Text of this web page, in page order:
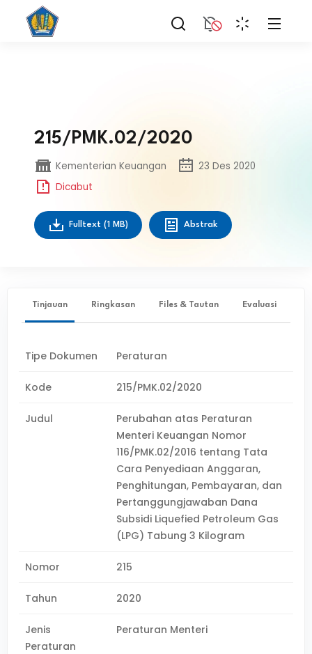
215/PMK.02/2020
Kementerian Keuangan
23 Des 2020
Dicabut
Fulltext (1 MB) Abstrak
Tinjauan Ringkasan Files & Tautan Evaluasi
Tipe Dokumen Peraturan
Kode 215/PMK.02/2020
Judul
Perubahan atas Peraturan
Menteri Keuangan Nomor
116/PMK.02/2016 tentang Tata
Cara Penyediaan Anggaran,
Penghitungan, Pembayaran, dan
Pertanggungjawaban Dana
Subsidi Liquefied Petroleum Gas
(LPG) Tabung 3 Kilogram
Nomor 215
Tahun 2020
Jenis
Peraturan
Peraturan Menteri